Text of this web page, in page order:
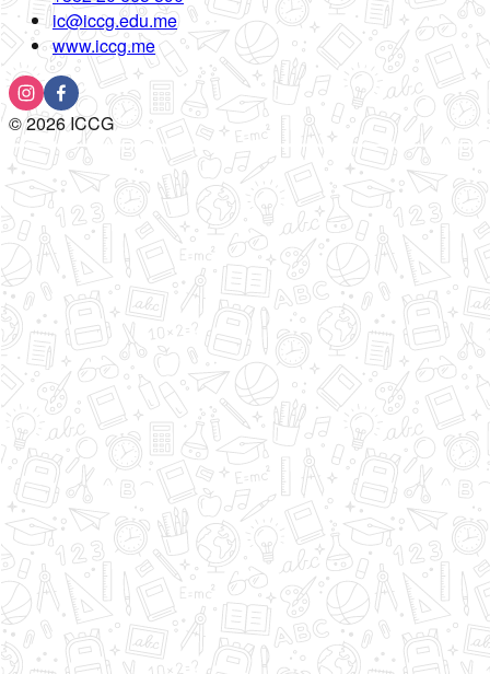
ic@iccg.edu.me
www.iccg.me
©2026ICCG